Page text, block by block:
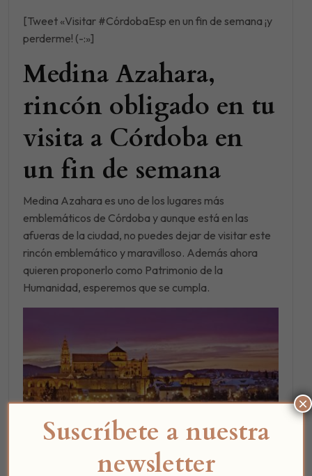
[Tweet «Visitar #CórdobaEsp en un fin de semana ¡y
perderme! (-:»]
Medina Azahara,
rincón obligado en tu
visita a Córdoba en
un fin de semana
Medina Azahara es uno de los lugares más
emblemáticos de Córdoba y aunque está en las
afueras de la ciudad, no puedes dejar de visitar este
rincón emblemático y maravilloso. Además ahora
quieren proponerlo como Patrimonio de la
Humanidad, esperemos que se cumpla.
Suscríbete a nuestra
newsletter
×